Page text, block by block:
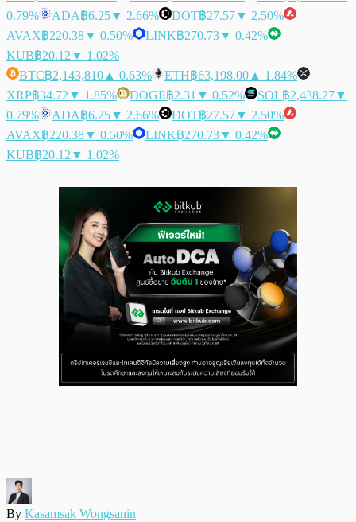
0.79%
ADA฿6.25▼ 2.66% DOT฿27.57▼ 2.50%
AVAX฿220.38▼ 0.50% LINK฿270.73▼ 0.42%
KUB฿20.12 ▼ 1.02%
BTC฿2,143,810 ▲ 0.63% ETH฿63,198.00 ▲ 1.84%
XRP฿34.72 ▼ 1.85% DOGE฿2.31 ▼ 0.52% SOL฿2,438.27▼
0.79%
ADA฿6.25▼ 2.66% DOT฿27.57▼ 2.50%
AVAX฿220.38▼ 0.50% LINK฿270.73▼ 0.42%
KUB฿20.12 ▼ 1.02%
By Kasamsak Wongsanin